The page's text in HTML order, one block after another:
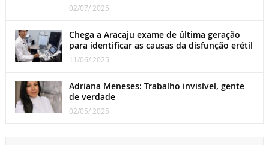
02/07/ 2025
Chega a Aracaju exame de última geração
para identificar as causas da disfunção erétil
11/06/ 2025
Adriana Meneses: Trabalho invisível, gente
de verdade
02/05/ 2025